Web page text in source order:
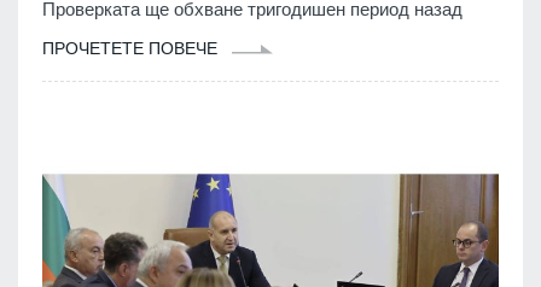
Проверката ще обхване тригодишен период назад
ПРОЧЕТЕТЕ ПОВЕЧЕ